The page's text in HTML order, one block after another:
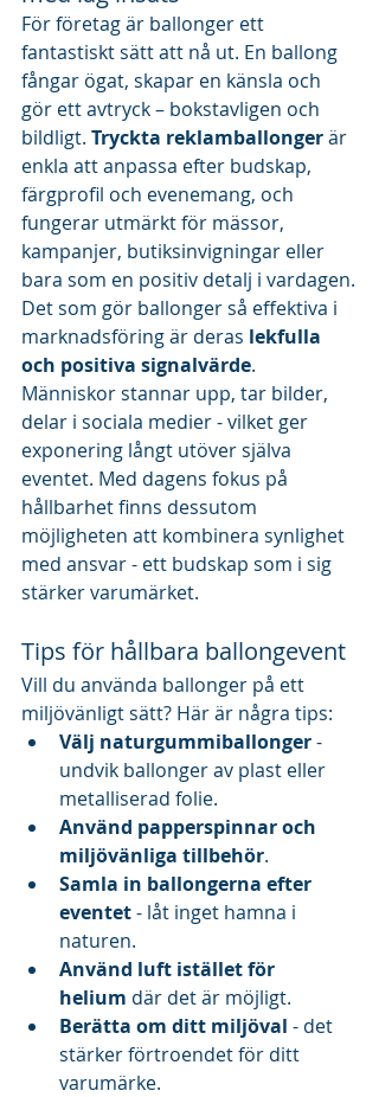
För företag är ballonger ett
fantastiskt sätt att nå ut. En ballong
fångar ögat, skapar en känsla och
gör ett avtryck – bokstavligen och
bildligt. Tryckta reklamballonger är
enkla att anpassa efter budskap,
färgprofil och evenemang, och
fungerar utmärkt för mässor,
kampanjer, butiksinvigningar eller
bara som en positiv detalj i vardagen.
Det som gör ballonger så effektiva i
marknadsföring är deras lekfulla
och positiva signalvärde.
Människor stannar upp, tar bilder,
delar i sociala medier - vilket ger
exponering långt utöver själva
eventet. Med dagens fokus på
hållbarhet finns dessutom
möjligheten att kombinera synlighet
med ansvar - ett budskap som i sig
stärker varumärket.
Tips för hållbara ballongevent
Vill du använda ballonger på ett
miljövänligt sätt? Här är några tips:
Välj naturgummiballonger -
undvik ballonger av plast eller
metalliserad folie.
Använd papperspinnar och
miljövänliga tillbehör.
Samla in ballongerna efter
eventet - låt inget hamna i
naturen.
Använd luft istället för
helium där det är möjligt.
Berätta om ditt miljöval - det
stärker förtroendet för ditt
varumärke.